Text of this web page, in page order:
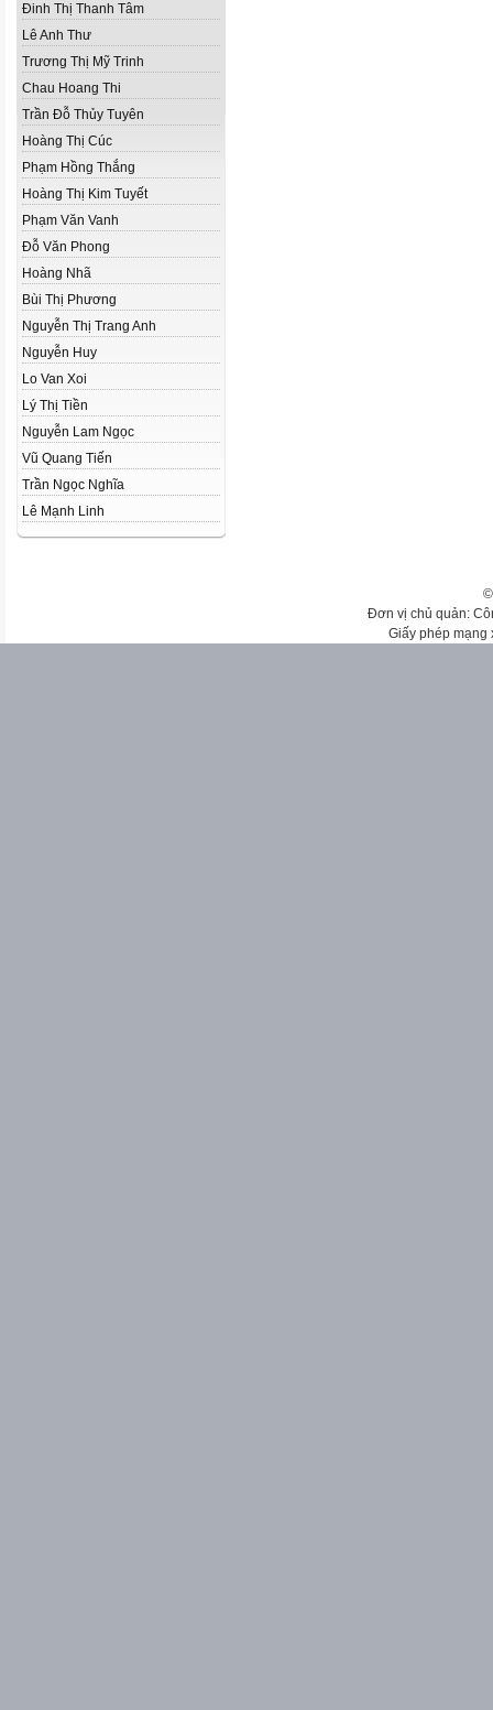
Đinh Thị Thanh Tâm
Lê Anh Thư
Trương Thị Mỹ Trinh
Chau Hoang Thi
Trần Đỗ Thủy Tuyên
Hoàng Thị Cúc
Phạm Hồng Thắng
Hoàng Thị Kim Tuyết
Phạm Văn Vanh
Đỗ Văn Phong
Hoàng Nhã
Bùi Thị Phương
Nguyễn Thị Trang Anh
Nguyễn Huy
Lo Van Xoi
Lý Thị Tiền
Nguyễn Lam Ngọc
Vũ Quang Tiến
Trần Ngọc Nghĩa
Lê Mạnh Linh
Đơn vị chủ quản:
Giấy phép mạng